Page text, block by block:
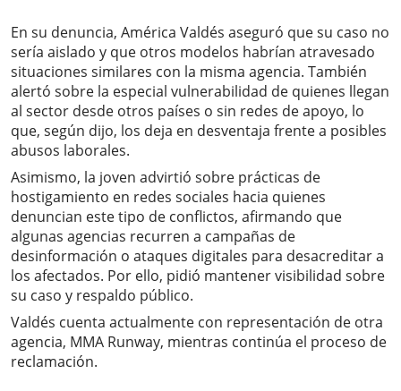
En su denuncia, América Valdés aseguró que su caso no
sería aislado y que otros modelos habrían atravesado
situaciones similares con la misma agencia. También
alertó sobre la especial vulnerabilidad de quienes llegan
al sector desde otros países o sin redes de apoyo, lo
que, según dijo, los deja en desventaja frente a posibles
abusos laborales.
Asimismo, la joven advirtió sobre prácticas de
hostigamiento en redes sociales hacia quienes
denuncian este tipo de conflictos, afirmando que
algunas agencias recurren a campañas de
desinformación o ataques digitales para desacreditar a
los afectados. Por ello, pidió mantener visibilidad sobre
su caso y respaldo público.
Valdés cuenta actualmente con representación de otra
agencia, MMA Runway, mientras continúa el proceso de
reclamación.